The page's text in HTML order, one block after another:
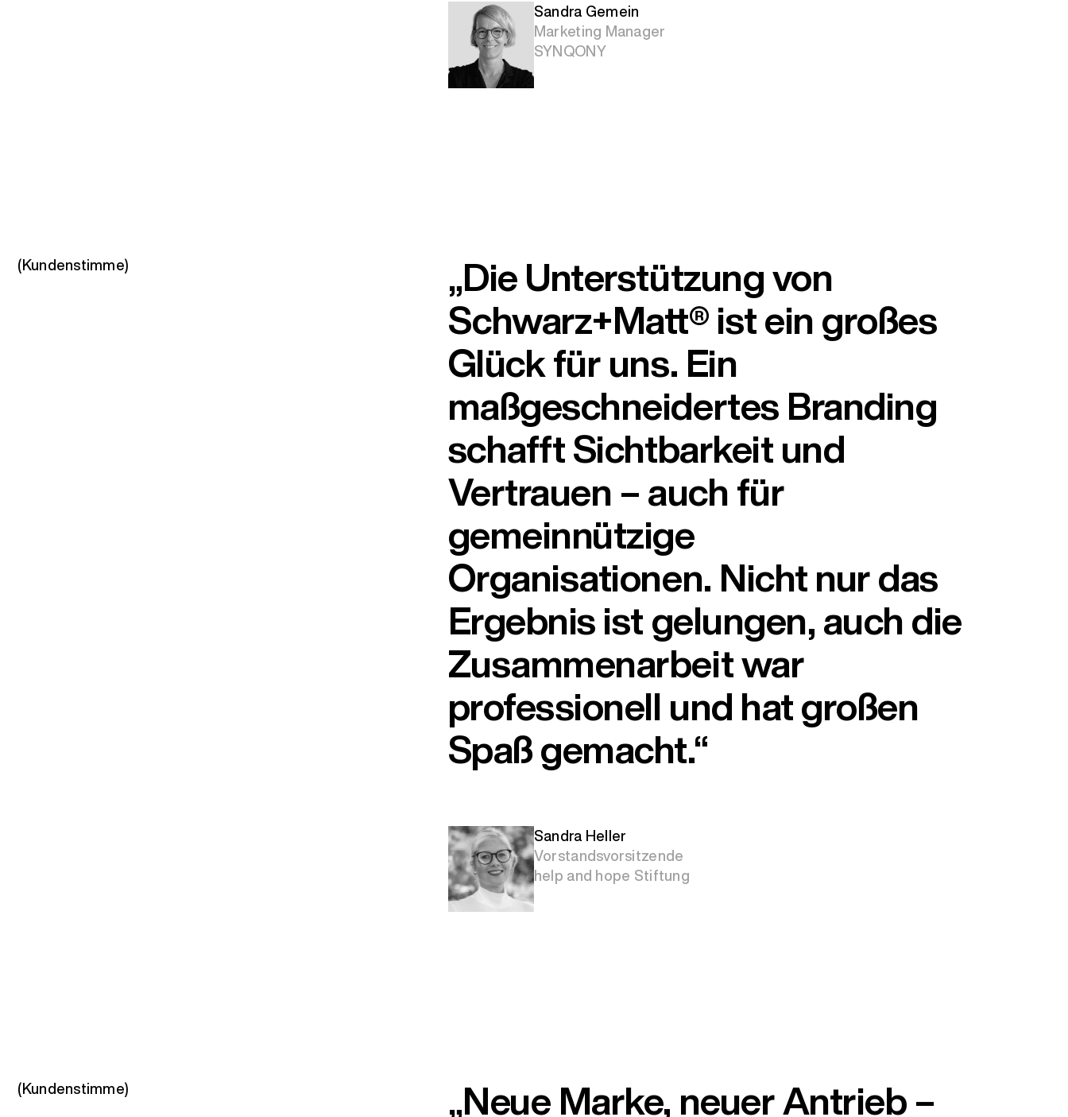
Sandra Gemein
Marketing Manager
SYNQONY
(Kundenstimme) „Die Unterstützung von
Schwarz+Matt® ist ein großes
Glück für uns. Ein
maßgeschneidertes Branding
schafft Sichtbarkeit und
Vertrauen – auch für
gemeinnützige
Organisationen. Nicht nur das
Ergebnis ist gelungen, auch die
Zusammenarbeit war
professionell und hat großen
Spaß gemacht.“
Sandra Heller
Vorstandsvorsitzende
help and hope Stiftung
(Kundenstimme) „Neue Marke, neuer Antrieb –